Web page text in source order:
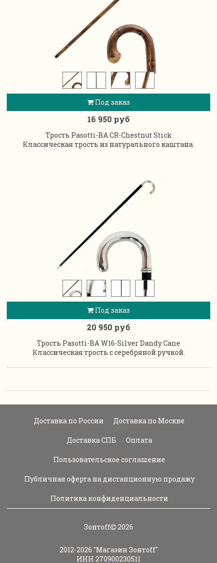
Под заказ
16 950 руб
Трость Pasotti-BA CR-Chestnut Stick
Классическая трость из натурального каштана.
Под заказ
20 950 руб
Трость Pasotti-BA W16-Silver Dandy Cane
Классическая трость с серебряной ручкой.
Доставка по России Доставка по Москве
Доставка СПБ Оплата
Пользовательское соглашение
Публичная оферта на дистанционную продажу
Политика конфиденциальности
Зонтoff 2026
2012-2026 "Магазин Зонтoff"
ИНН 270900230511